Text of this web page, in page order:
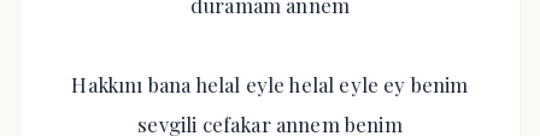
Hakkını bana helal eyle helal eyle ey benim
sevgili cefakar annem benim